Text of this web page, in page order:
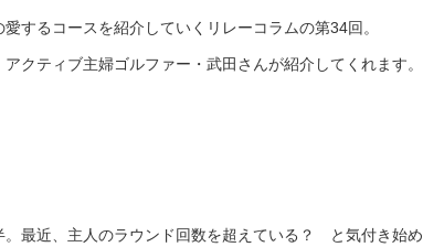
するコースを紹介していくリレーコラムの第34回。
クティブ主婦ゴルファー・武田さんが紹介してくれます。
。最近、主人のラウンド回数を超えている？ と気付き始め